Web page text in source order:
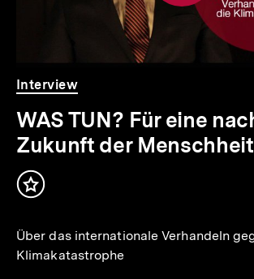
Video
Dauer
10
Min.
Interview
WAS TUN? Für eine
Zukunft der Menschheit
Inhalt
Über das internationale Verhandeln
Klimakatastrophe